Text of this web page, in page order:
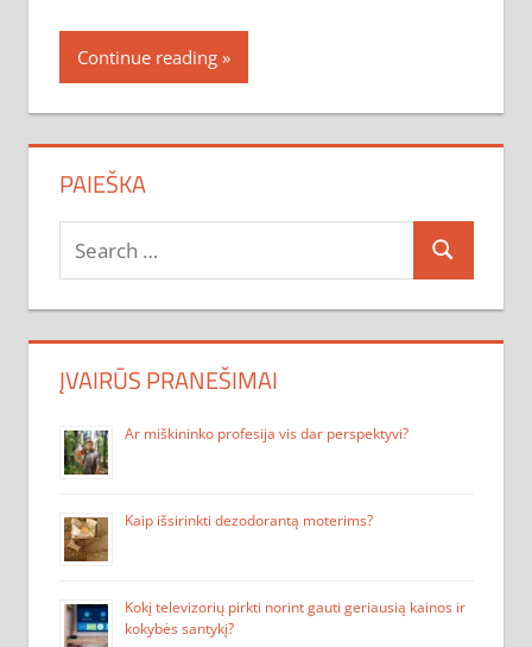
Continue reading
PAIEŠKA
Search
ĮVAIRŪS PRANEŠIMAI
Ar miškininko profesija vis dar perspektyvi?
Kaip išsirinkti dezodorantą moterims?
Kokį televizorių pirkti norint gauti geriausią kainos ir
kokybės santykį?